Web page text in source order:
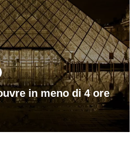
in meno di 4 ore